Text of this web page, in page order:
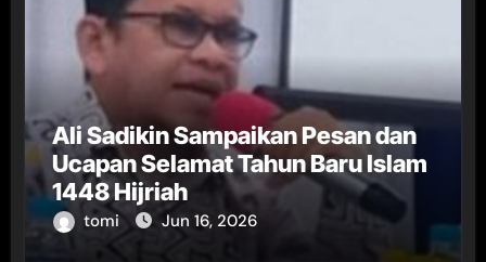
Ali Sadikin Sampaikan Pesan dan
Ucapan Selamat Tahun Baru Islam
1448 Hijriah
tomi Jun 16, 2026